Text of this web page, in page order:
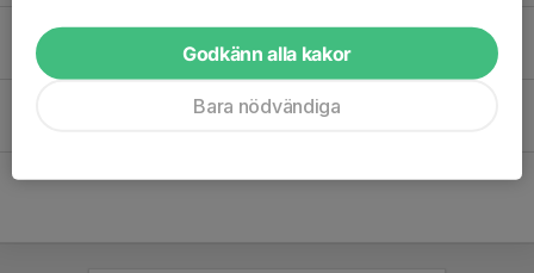
Louie Formgren
Oliver Hamilton
Godkänn alla kakor
Bara nödvändiga